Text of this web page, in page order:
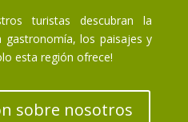
turistas descubran la
gastronomía, los paisajes y
esta región ofrece!
sobre nosotros